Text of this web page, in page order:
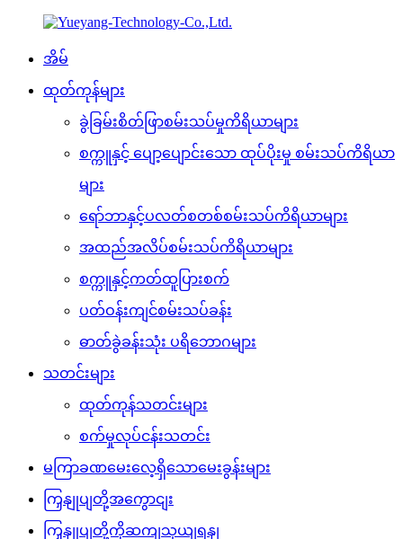
အိမ်
ထုတ်ကုန်များ
ခွဲခြမ်းစိတ်ဖြာစမ်းသပ်မှုကိရိယာများ
စက္ကူနှင့် ပျော့ပျောင်းသော ထုပ်ပိုးမှု စမ်းသပ်ကိရိယာ
များ
ရော်ဘာနှင့်ပလတ်စတစ်စမ်းသပ်ကိရိယာများ
အထည်အလိပ်စမ်းသပ်ကိရိယာများ
စက္ကူနှင့်ကတ်ထူပြားစက်
ပတ်ဝန်းကျင်စမ်းသပ်ခန်း
ဓာတ်ခွဲခန်းသုံး ပရိဘောဂများ
သတင်းများ
ထုတ်ကုန်သတင်းများ
စက်မှုလုပ်ငန်းသတင်း
မကြာခဏမေးလေ့ရှိသောမေးခွန်းများ
ကြှနျုပျတို့အကွောငျး
ကြှနျုပျတို့ကိုဆကျသှယျရနျ